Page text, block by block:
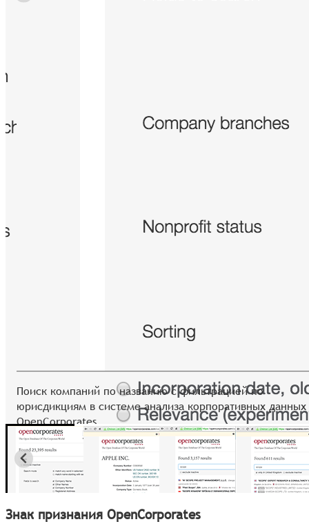
Поиск компаний по названию с фильтрацией по
юрисдикциям в системе анализа корпоративных данных
OpenCorporates
Знак признания OpenCorporates